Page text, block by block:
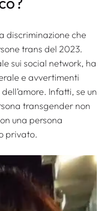
discriminazione che
trans del 2023.
sui social network, ha
e avvertimenti
Infatti, se un
transgender non
una persona
privato.